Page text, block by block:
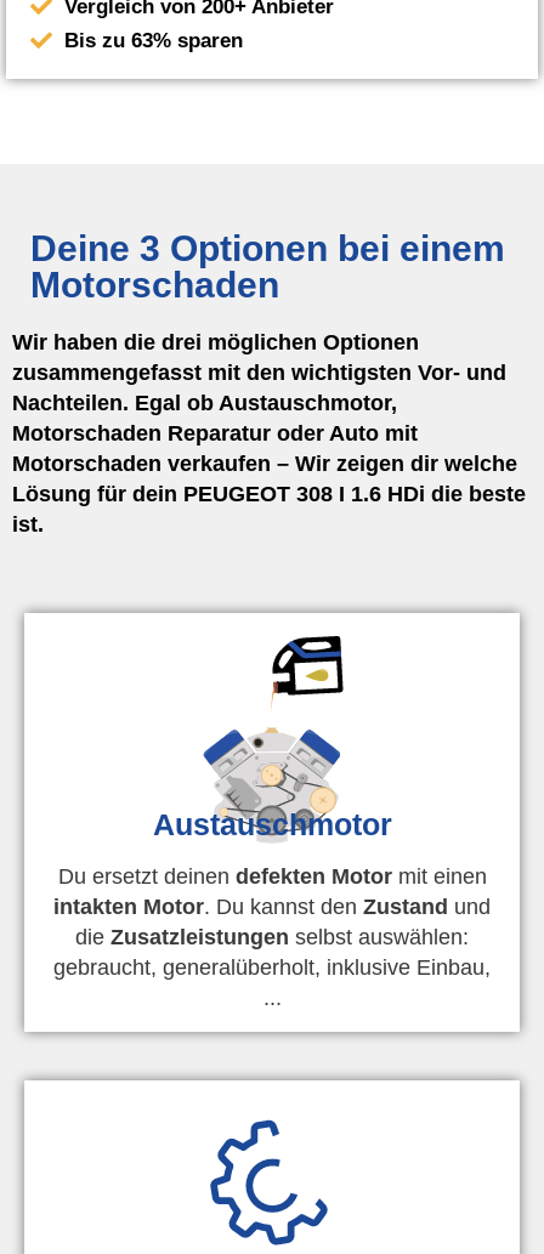
Vergleich von 200+ Anbieter
Bis zu 63% sparen
Deine 3 Optionen bei einem
Motorschaden
Wir haben die drei möglichen Optionen
zusammengefasst mit den wichtigsten Vor- und
Nachteilen. Egal ob Austauschmotor,
Motorschaden Reparatur oder Auto mit
Motorschaden verkaufen – Wir zeigen dir welche
Lösung für dein PEUGEOT 308 I 1.6 HDi die beste
ist.
Austauschmotor
Du ersetzt deinen defekten Motormit einen
intakten Motor. Du kannst den Zustand und
die Zusatzleistungen selbst auswählen:
gebraucht, generalüberholt, inklusive Einbau,
...